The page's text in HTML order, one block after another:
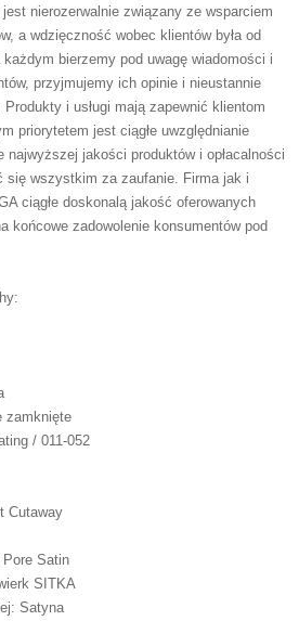
nierozerwalnie związany ze wsparciem
a wdzięczność wobec klientów była od
bierzemy pod uwagę wiadomości i
przyjmujemy ich opinie i nieustannie
i usługi mają zapewnić klientom
priorytetem jest ciągłe uwzględnianie
najwyższej jakości produktów i opłacalności
się wszystkim za zaufanie. Firma jak i
ciągłe doskonalą jakość oferowanych
końcowe zadowolenie konsumentów pod
zamknięte
/ 011-052
Cutaway
Satin
SITKA
Satyna